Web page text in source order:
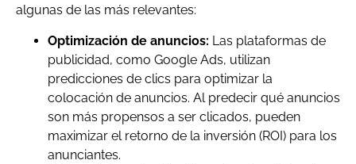
algunas de las más relevantes:
Optimización de anuncios: Las plataformas de
publicidad, como Google Ads, utilizan
predicciones de clics para optimizar la
colocación de anuncios. Al predecir qué anuncios
son más propensos a ser clicados, pueden
maximizar el retorno de la inversión (ROI) para los
anunciantes.